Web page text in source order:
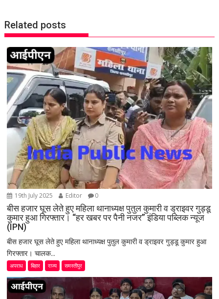
n
a
v
g
a
t
i
o
n
Related posts
19th July 2025 Editor 0
बीस हजार घूस लेते हुए महिला थानाध्यक्ष पुतुल कुमारी व ड्राइवर गुड्डू
कुमार हुआ गिरफ्तार। “हर खबर पर पैनी नजर” इंडिया पब्लिक न्यूज
(IPN)
बीस हजार घूस लेते हुए महिला थानाध्यक्ष पुतुल कुमारी व ड्राइवर गुड्डू कुमार हुआ
गिरफ्तार। चालक...
अपराध बिहार राज्य समस्तीपुर